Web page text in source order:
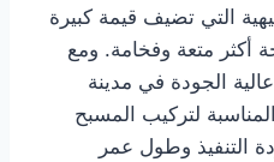
التي تضيف قيمة كبيرة
أكثر متعة وفخامة. ومع
الجودة في مدينة
لتركيب المسبح
التنفيذ وطول عمر